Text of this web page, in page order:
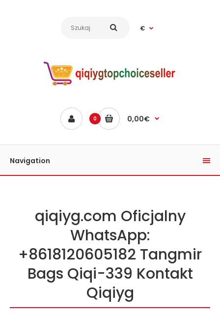
€
0 0,00€
Navigation
qiqiyg.com Oficjalny
WhatsApp:
+8618120605182 Tangmir
Bags Qiqi-339 Kontakt
Qiqiyg